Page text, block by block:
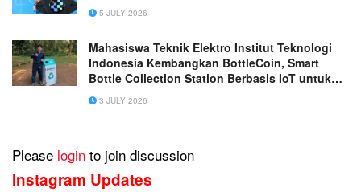
5 JULY 2026
Mahasiswa Teknik Elektro Institut Teknologi
Indonesia Kembangkan BottleCoin, Smart
Bottle Collection Station Berbasis IoT untuk
Mendukung Daur Ulang Plastik
3 JULY 2026
Please login to join discussion
Instagram Updates